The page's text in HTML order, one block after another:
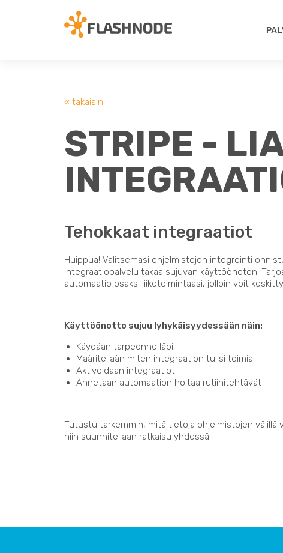
« takaisin
STRIPE -
Tehokkaat integraatiot
Huippua! Valitsemasi ohjelmistojen integrointi
integraatiopalvelu takaa sujuvan käyttöönoton.
automaatio osaksi liiketoimintaasi, jolloin voit
Käyttöönotto sujuu lyhykäisyydessään näin:
Käydään tarpeenne läpi
Määritellään miten integraation tulisi toimia
Aktivoidaan integraatiot
Annetaan automaation hoitaa rutiinitehtävät
Tutustu tarkemmin, mitä tietoja ohjelmistojen välillä
niin suunnitellaan ratkaisu yhdessä!